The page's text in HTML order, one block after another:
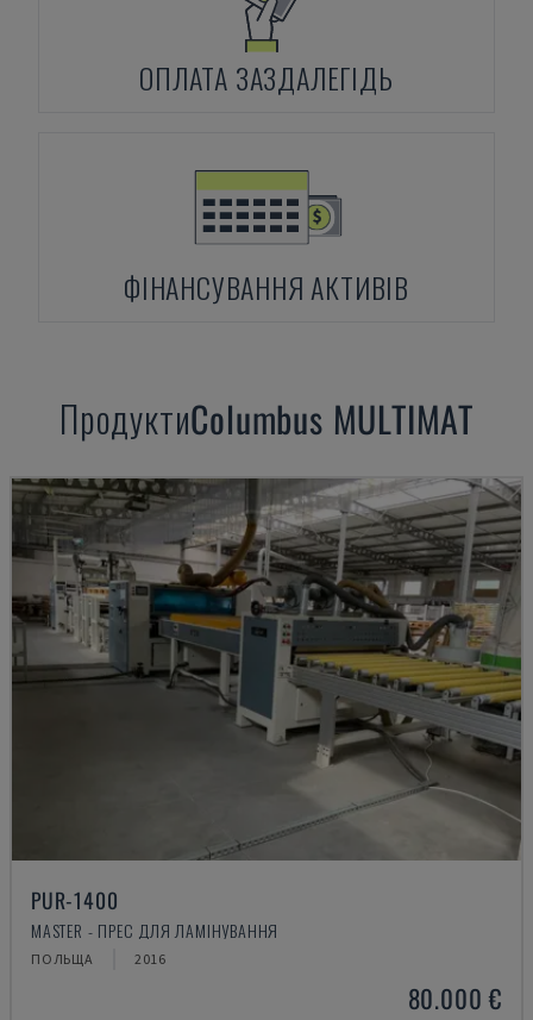
ОПЛАТА ЗАЗДАЛЕГІДЬ
ФІНАНСУВАННЯ АКТИВІВ
ПродуктиColumbus MULTIMAT
PUR-1400
MASTER - ПРЕС ДЛЯ ЛАМІНУВАННЯ
ПОЛЬЩА 2016
80.000 €